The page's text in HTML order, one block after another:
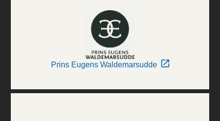
Prins Eugens Waldemarsudde